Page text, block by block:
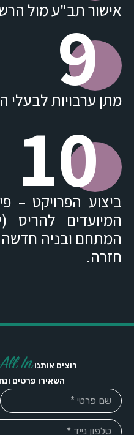
אישור תב"ע מול
9
מתן ערבויות לבעלי
10
ביצוע הפרויקט –
המיועדים להריס
חזרה.
רוצים אותנוAll In
השאירו פרטים